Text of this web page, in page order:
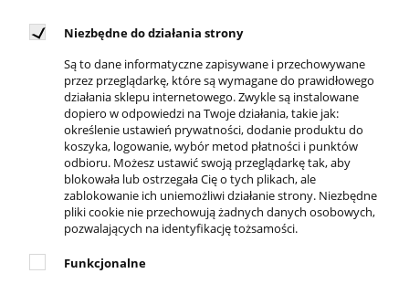
pourazowej. Powstały dla osób aktywnych, dla
których dobra forma fizyczna to podstawa
funkcjonowania, a troska o zdrowie stanowi
ważny element ideologii życiowej.
DOSTĘPNI KURIERZY
Niezbędne do działania strony
Są to dane informatyczne zapisywane i przechowywane
przez przeglądarkę, które są wymagane do prawidłowego
działania sklepu internetowego. Zwykle są instalowane
dopiero w odpowiedzi na Twoje działania, takie jak:
określenie ustawień prywatności, dodanie produktu do
koszyka, logowanie, wybór metod płatności i punktów
odbioru. Możesz ustawić swoją przeglądarkę tak, aby
blokowała lub ostrzegała Cię o tych plikach, ale
zablokowanie ich uniemożliwi działanie strony. Niezbędne
pliki cookie nie przechowują żadnych danych osobowych,
pozwalających na identyfikację tożsamości.
Funkcjonalne